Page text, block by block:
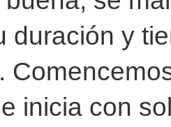
duración y
inicia con